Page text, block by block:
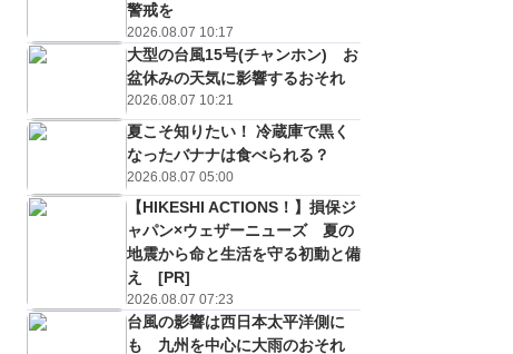
ミリ
℃
m/s
0ミリ
29℃
3 m/s
0ミリ
28
3 m/s
0ミリ
3 m/s
0ミリ
3
警戒を
2026.08.07 10:17
大型の台風15号(チャンホン) お
盆休みの天気に影響するおそれ
2026.08.07 10:21
夏こそ知りたい！ 冷蔵庫で黒く
なったバナナは食べられる？
2026.08.07 05:00
【HIKESHI ACTIONS！】損保ジ
ャパン×ウェザーニューズ 夏の
地震から命と生活を守る初動と備
え [PR]
2026.08.07 07:23
台風の影響は西日本太平洋側に
も 九州を中心に大雨のおそれ